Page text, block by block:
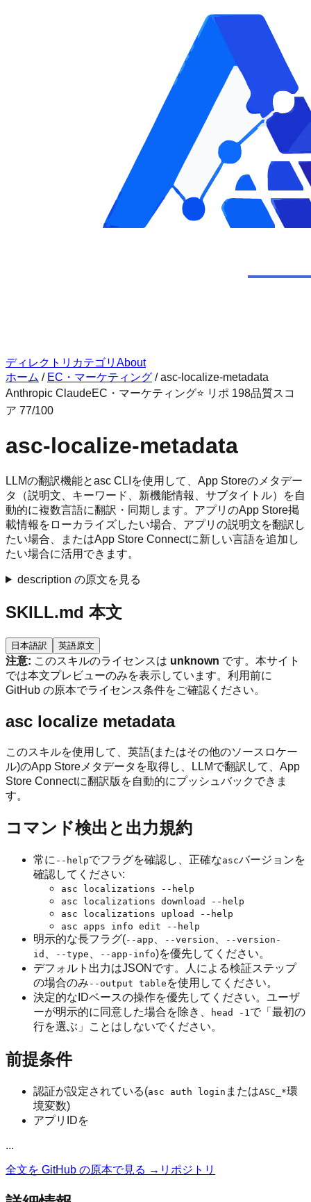
ディレクトリ カテゴリ About
ホーム / EC・マーケティング /asc-localize-metadata
Anthropic ClaudeEC・マーケティング⭐ リポ 198品質スコ
ア 77/100
asc-localize-metadata
LLMの翻訳機能とasc CLIを使用して、App Storeのメタデー
タ（説明文、キーワード、新機能情報、サブタイトル）を自
動的に複数言語に翻訳・同期します。アプリのApp Store掲
載情報をローカライズしたい場合、アプリの説明文を翻訳し
たい場合、またはApp Store Connectに新しい言語を追加し
たい場合に活用できます。
description の原文を見る
SKILL.md 本文
日本語訳 英語原文
注意: このスキルのライセンスは unknown です。本サイト
では本文プレビューのみを表示しています。利用前に
GitHub の原本でライセンス条件をご確認ください。
asc localize metadata
このスキルを使用して、英語(またはその他のソースロケー
ル)のApp Storeメタデータを取得し、LLMで翻訳して、App
Store Connectに翻訳版を自動的にプッシュバックできま
す。
コマンド検出と出力規約
常に --helpでフラグを確認し、正確なascバージョンを
確認してください:
asc localizations --help
asc localizations download --help
asc localizations upload --help
asc apps info edit --help
明示的な長フラグ(--app --version
--version-
id
--type --app-info)を優先してください。
デフォルト出力はJSONです。人による検証ステップ
の場合のみ --output table を使用してください。
決定的なIDベースの操作を優先してください。ユーザ
ーが明示的に同意した場合を除き、
head -1で「最初の
行を選ぶ」ことはしないでください。
前提条件
認証が設定されている(asc auth login またはASC_*環
境変数)
アプリIDを
...
全文を GitHub の原本で見る → リポジトリ